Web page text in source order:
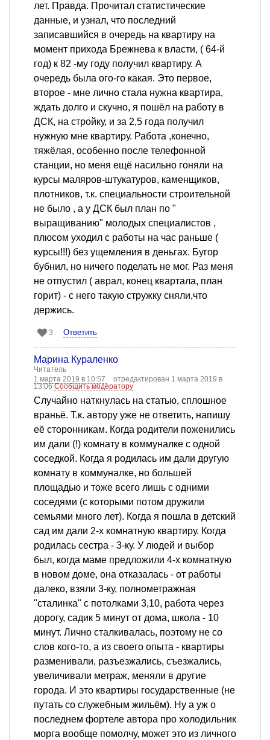
лет. Правда. Прочитал статистические
данные, и узнал, что последний
записавшийся в очередь на квартиру на
момент прихода Брежнева к власти, ( 64-й
год) к 82 -му году получил квартиру. А
очередь была ого-го какая. Это первое,
второе - мне лично стала нужна квартира,
ждать долго и скучно, я пошёл на работу в
ДСК, на стройку, и за 2,5 года получил
нужную мне квартиру. Работа ,конечно,
тяжёлая, особенно после телефонной
станции, но меня ещё насильно гоняли на
курсы маляров-штукатуров, каменщиков,
плотников, т.к. специальности строительной
не было , а у ДСК был план по "
выращиванию" молодых специалистов ,
плюсом уходил с работы на час раньше (
курсы!!!) без ущемления в деньгах. Бугор
бубнил, но ничего поделать не мог. Раз меня
не отпустил ( аврал, конец квартала, план
горит) - с него такую стружку сняли,что
держись.
3 Ответить
Марина Кураленко
Читатель
1 марта 2019 в 10:57
отредактирован 1 марта 2019 в
13:06Сообщить модератору
Случайно наткнулась на статью, сплошное
враньё. Т.к. автору уже не ответить, напишу
её сторонникам. Когда родители поженились
им дали (!) комнату в коммуналке с одной
соседкой. Когда я родилась им дали другую
комнату в коммуналке, но большей
площадью и тоже всего лишь с одними
соседями (с которыми потом дружили
семьями много лет). Когда я пошла в детский
сад им дали 2-х комнатную квартиру. Когда
родилась сестра - 3-ку. У людей и выбор
был, когда маме предложили 4-х комнатную
в новом доме, она отказалась - от работы
далеко, взяли 3-ку, полнометражная
"сталинка" с потолками 3,10, работа через
дорогу, садик 5 минут от дома, школа - 10
минут. Лично сталкивалась, поэтому не со
слов кого-то, а из своего опыта - квартиры
разменивали, разъезжались, съезжались,
увеличивали метраж, меняли в другие
города. И это квартиры государственные (не
путать со служебным жильём). Ну а уж о
последнем фортеле автора про холодильник
морга вообще помолчу, может это из личного